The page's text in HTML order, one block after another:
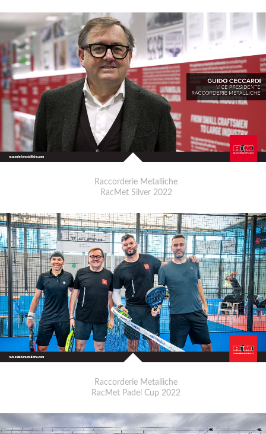
Raccorderie Metalliche
RacMet Silver 2022
Raccorderie Metalliche
RacMet Padel Cup 2022